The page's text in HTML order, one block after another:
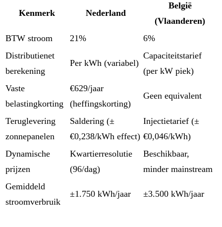
Kenmerk Nederland
België
(Vlaanderen)
BTW stroom
21%
6%
Distributienet
berekening
Per kWh (variabel)
Capaciteitstarief
(per kW piek)
Vaste
belastingkorting
€629/jaar
(heffingskorting)
Geen equivalent
Teruglevering
zonnepanelen
Saldering (±
€0,238/kWh effect)
Injectietarief (±
€0,046/kWh)
Dynamische
prijzen
Kwartierresolutie
(96/dag)
Beschikbaar,
minder mainstream
Gemiddeld
stroomverbruik
±1.750 kWh/jaar ±3.500 kWh/jaar